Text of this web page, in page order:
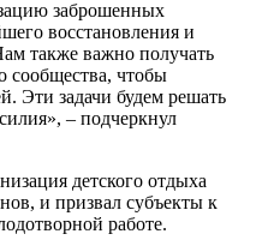
заброшенных
восстановления и
также важно получать
сообщества, чтобы
Эти задачи будем решать
– подчеркнул
детского отдыха
и призвал субъекты к
работе.